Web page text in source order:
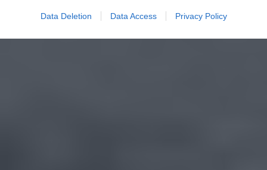
Data Deletion Data Access Privacy Policy